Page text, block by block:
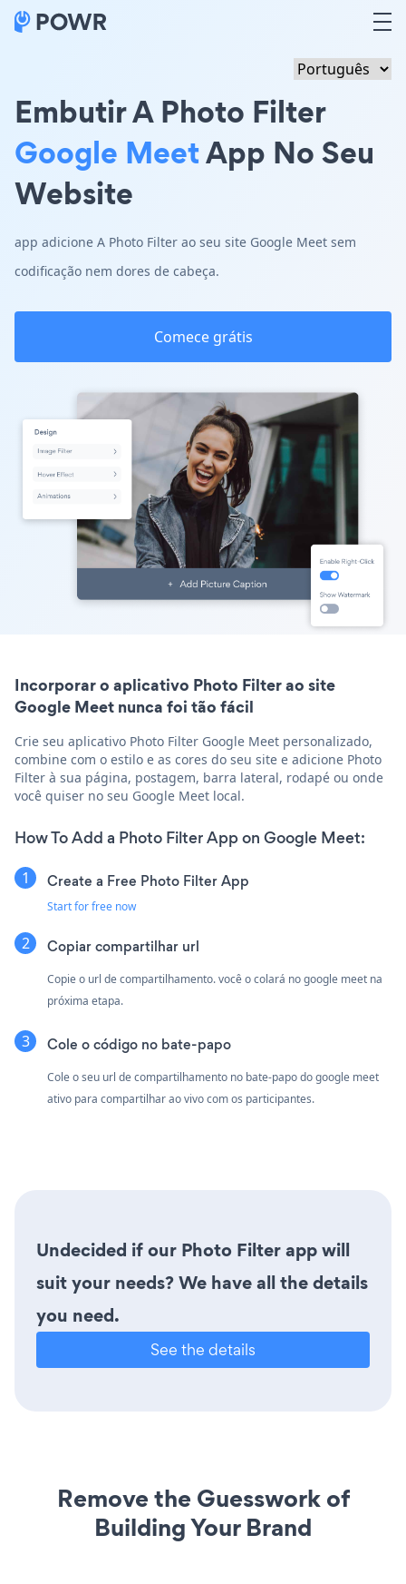
Embutir A Photo Filter
Google MeetApp No Seu
Website
app adicione A Photo Filter ao seu site Google Meet sem
codificação nem dores de cabeça.
Comece grátis
Incorporar o aplicativo Photo Filter ao site
Google Meet nunca foi tão fácil
Crie seu aplicativo Photo Filter Google Meet personalizado,
combine com o estilo e as cores do seu site e adicione Photo
Filter à sua página, postagem, barra lateral, rodapé ou onde
você quiser no seu Google Meet local.
How To Add a Photo Filter App on Google Meet:
Create a Free Photo Filter App
Start for free now
Copiar compartilhar url
Copie o url de compartilhamento. você o colará no google meet na
próxima etapa.
Cole o código no bate-papo
Cole o seu url de compartilhamento no bate-papo do google meet
ativo para compartilhar ao vivo com os participantes.
Undecided if our Photo Filter app will
suit your needs? We have all the details
you need.
See the details
Remove the Guesswork of
Building Your Brand